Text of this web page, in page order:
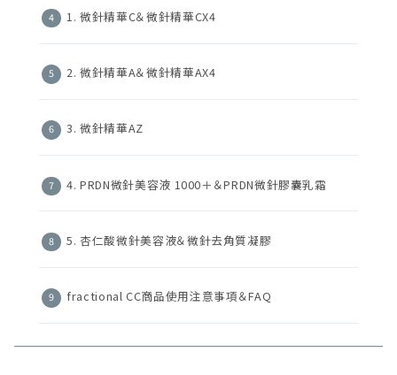
1. 微針精華C＆微針精華CX4
2. 微針精華A＆微針精華AX4
3. 微針精華AZ
4. PRDN微針美容液 1000＋＆PRDN微針膠囊乳霜
5. 杏仁酸微針美容液＆微針去角質凝膠
fractional CC商品使用注意事項＆FAQ